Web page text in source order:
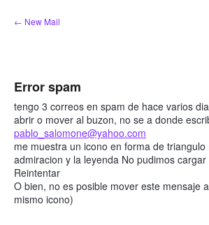
Skip
to
← New Mail
Error spam
tengo 3 correos en spam de hace varios
abrir o mover al buzon, no se a donde
pablo_salomone@yahoo.com
me muestra un icono en forma de
admiracion y la leyenda No pudimos
Reintentar
O bien, no es posible mover este mensaje
mismo icono)